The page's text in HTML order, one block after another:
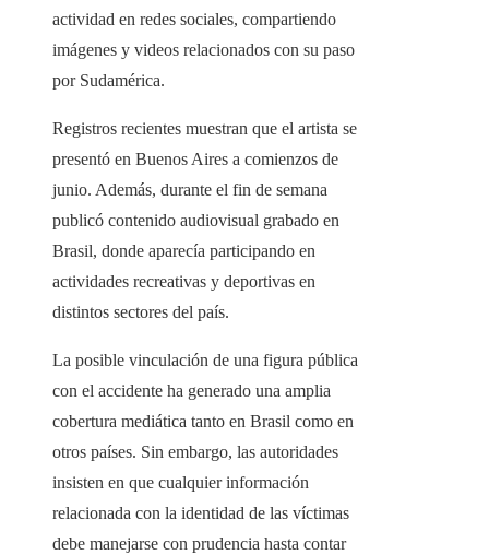
actividad en redes sociales, compartiendo
imágenes y videos relacionados con su paso
por Sudamérica.
Registros recientes muestran que el artista se
presentó en Buenos Aires a comienzos de
junio. Además, durante el fin de semana
publicó contenido audiovisual grabado en
Brasil, donde aparecía participando en
actividades recreativas y deportivas en
distintos sectores del país.
La posible vinculación de una figura pública
con el accidente ha generado una amplia
cobertura mediática tanto en Brasil como en
otros países. Sin embargo, las autoridades
insisten en que cualquier información
relacionada con la identidad de las víctimas
debe manejarse con prudencia hasta contar